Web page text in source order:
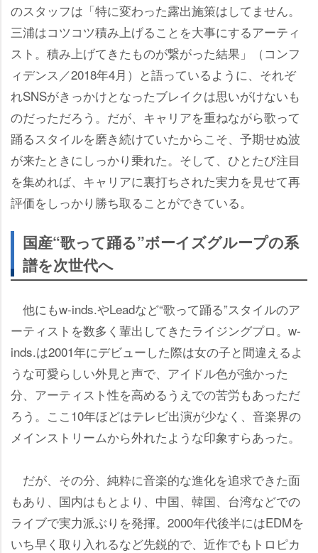
のスタッフは「特に変わった露出施策はしてません。
三浦はコツコツ積み上げることを大事にするアーティ
スト。積み上げてきたものが繋がった結果」（コンフ
ィデンス／2018年4月）と語っているように、それぞ
れSNSがきっかけとなったブレイクは思いがけないも
のだっただろう。だが、キャリアを重ねながら歌って
踊るスタイルを磨き続けていたからこそ、予期せぬ波
が来たときにしっかり乗れた。そして、ひとたび注目
を集めれば、キャリアに裏打ちされた実力を見せて再
評価をしっかり勝ち取ることができている。
国産“歌って踊る”ボーイズグループの系
譜を次世代へ
他にもw-inds.やLeadなど“歌って踊る”スタイルのア
ーティストを数多く輩出してきたライジングプロ。w-
inds.は2001年にデビューした際は女の子と間違えるよ
うな可愛らしい外見と声で、アイドル色が強かった
分、アーティスト性を高めるうえでの苦労もあっただ
ろう。ここ10年ほどはテレビ出演が少なく、音楽界の
メインストリームから外れたような印象すらあった。
だが、その分、純粋に音楽的な進化を追求できた面
もあり、国内はもとより、中国、韓国、台湾などでの
ライブで実力派ぶりを発揮。2000年代後半にはEDMを
いち早く取り入れるなど先鋭的で、近作でもトロピカ